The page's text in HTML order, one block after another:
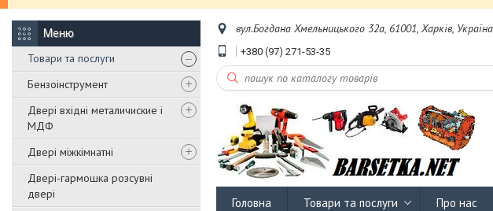
Товари та послуги
Бензоінструмент
Двері вхідні металичиские і
МДФ
Двері міжкімнатні
Двері-гармошка розсувні
двері
вул.Богдана Хмельницького 32а, 61001, Харків, Україна
+380 (97) 271-53-35
Головна Товари та послуги Про нас